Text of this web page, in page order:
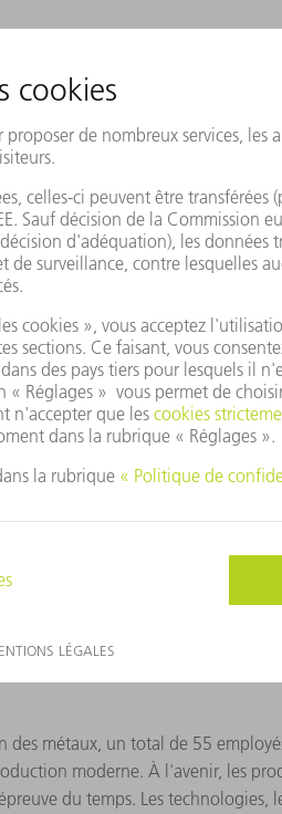
métaux, un total de 55
moderne. À l'avenir, les
du temps. Les technologies,